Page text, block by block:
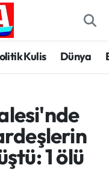
Kulis Dünya
1 ölü